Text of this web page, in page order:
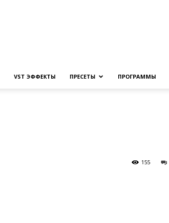
VST ЭФФЕКТЫ ПРЕСЕТЫ ПРОГРАММЫ
155